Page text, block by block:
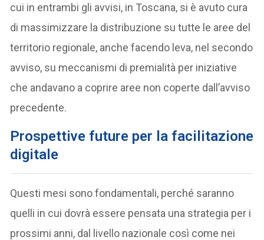
cui in entrambi gli avvisi, in Toscana, si è avuto cura
di massimizzare la distribuzione su tutte le aree del
territorio regionale, anche facendo leva, nel secondo
avviso, su meccanismi di premialità per iniziative
che andavano a coprire aree non coperte dall’avviso
precedente.
Prospettive future per la facilitazione
digitale
Questi mesi sono fondamentali, perché saranno
quelli in cui dovrà essere pensata una strategia per i
prossimi anni, dal livello nazionale così come nei